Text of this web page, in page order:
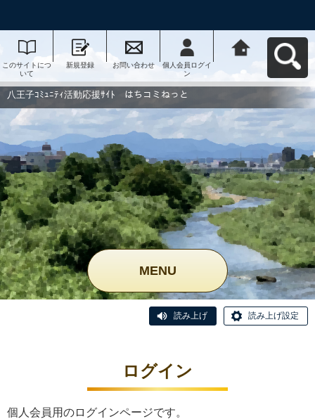
このサイトにつ
いて
新規登録 お問い合わせ
個人会員ログイ
ン
動応援ｻｲﾄ はち
コミねっとへ戻
八王子ｺﾐｭﾆﾃｨ活動応援ｻｲﾄ はちコミねっと
MENU
読み上げ 読み上げ設定
ログイン
個人会員用のログインページです。